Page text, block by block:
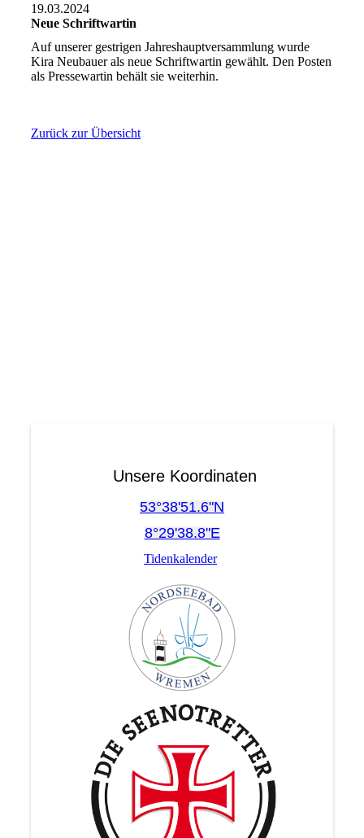
19.03.2024
Neue Schriftwartin
Auf unserer gestrigen Jahreshauptversammlung wurde
Kira Neubauer als neue Schriftwartin gewählt. Den Posten
als Pressewartin behält sie weiterhin.
Zurück zur Übersicht
Unsere Koordinaten
53°38'51.6"N
8°29'38.8"E
Tidenkalender